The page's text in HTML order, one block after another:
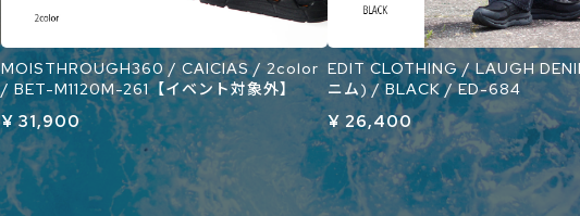
MOISTHROUGH360 / CAICIAS / 2color
/ BET-M1120M-261【イベント対象外】
¥ 31,900
EDIT CLOTHING / LAUGH
ニム) / BLACK / ED-684
¥ 26,400